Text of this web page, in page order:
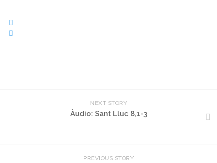
NEXT STORY
Àudio: Sant Lluc 8,1-3
PREVIOUS STORY